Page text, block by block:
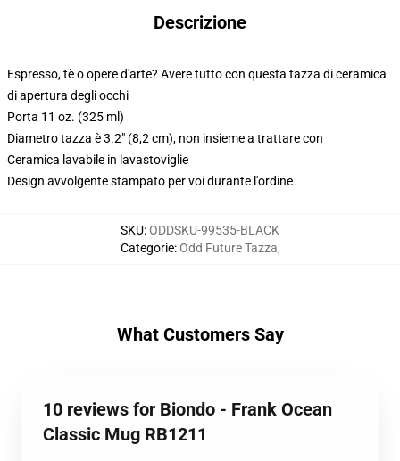
Descrizione
Espresso, tè o opere d'arte? Avere tutto con questa tazza di ceramica
di apertura degli occhi
Porta 11 oz. (325 ml)
Diametro tazza è 3.2" (8,2 cm), non insieme a trattare con
Ceramica lavabile in lavastoviglie
Design avvolgente stampato per voi durante l'ordine
SKU:ODDSKU-99535-BLACK
Categorie:Odd Future Tazza,
What Customers Say
10 reviews for Biondo - Frank Ocean
Classic Mug RB1211